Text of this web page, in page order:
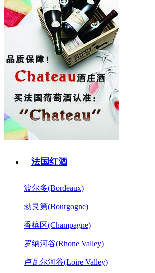
法国红酒
波尔多(Bordeaux)
勃艮第(Bourgogne)
香槟区(Champagne)
罗纳河谷(Rhone Valley)
卢瓦尔河谷(Loire Valley)